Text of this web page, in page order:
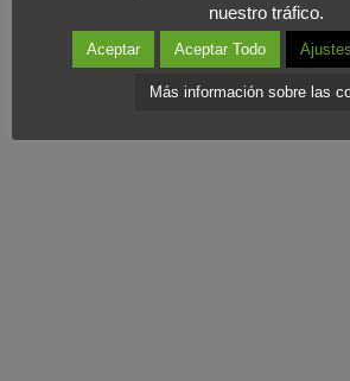
Desde hace años venimos diciendo que
con el modelo tradicional estaba
poco o poco salvo que entrara en su
nuestro tráfico.
Aceptar Aceptar Todo Ajustes
Más información sobre las